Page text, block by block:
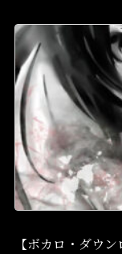
【ボカロ・ダウ